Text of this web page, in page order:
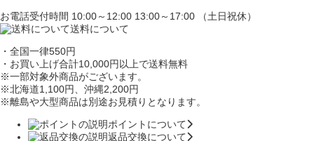
お電話受付時間 10:00～12:00 13:00～17:00 （土日祝休）
送料について
・全国一律550円
・お買い上げ合計10,000円 以上で送料無料
※一部対象外商品がございます。
※北海道1,100円、沖縄2,200円
※離島や大型商品は別途お見積りとなります。
ポイントについて
返品交換について